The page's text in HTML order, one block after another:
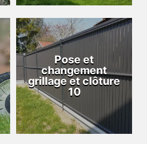
Pose et
changement
grillage et clôture
10